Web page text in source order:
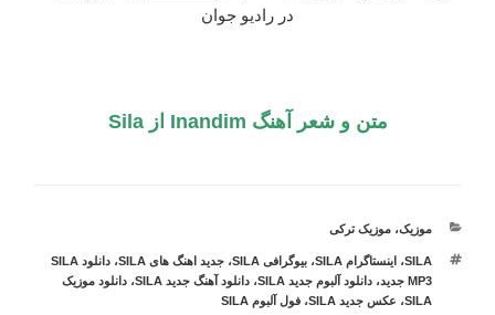
در رادیو جوان
متن و شعر آهنگ Inandim از Sila
دسته‌ها
موزیک،موزیک ترکی
برچسب‌ها
SILA، اینستاگرام SILA ،بیوگرافی SILA ،جدید اهنگ های SILA ،
دانلود SILA
MP3 جدید
،دانلود آلبوم جدید SILA ،دانلود آهنگ جدید SILA ،دانلود موزیک
SILA، عکس جدید SILA ،فول آلبوم SILA